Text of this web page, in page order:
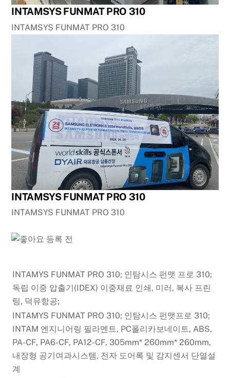
INTAMSYS FUNMAT PRO 310
INTAMSYS FUNMAT PRO 310
INTAMSYS FUNMAT PRO 310
INTAMSYS FUNMAT PRO 310
INTAMYS FUNMAT PRO 310; 인탐시스 펀맷 프로 310;
독립 이중 압출기(IDEX) 이중재료 인쇄, 미러, 복사 프린
팅, 덕유항공;
INTAMYS FUNMAT PRO 310; 인탐시스 펀맷프로 310;
INTAM 엔지니어링 필라멘트, PC폴리카보네이트, ABS,
PA-CF, PA6-CF, PA12-CF, 305mm* 260mm* 260mm,
내장형 공기여과시스템, 전자 도어록 및 감지센서 단열설
계